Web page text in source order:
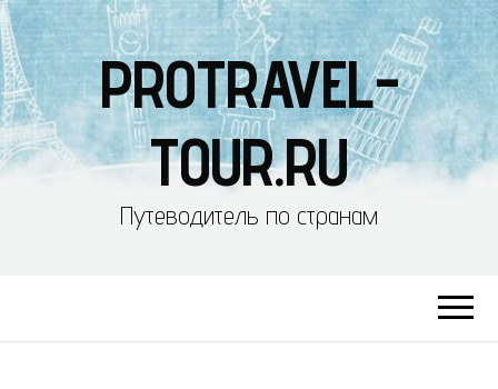
PROTRAVEL-
TOUR.RU
Путеводитель по странам